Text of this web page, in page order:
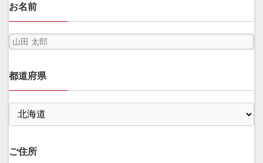
お名前
都道府県
ご住所